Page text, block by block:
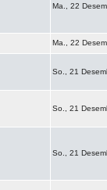
Ma., 22
Ma., 22
So., 21
So., 21
So., 21